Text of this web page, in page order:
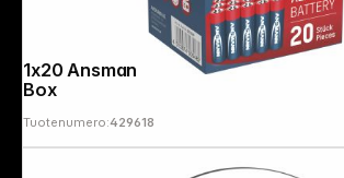
1x20 Ansmann Alkaline Mignon AA LR 6 red-line
Box
Tuotenumero:429618